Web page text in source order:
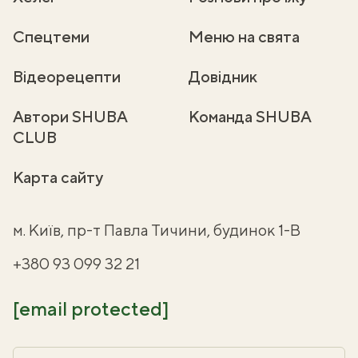
Спецтеми Меню на свята
Відеорецепти Довідник
Автори SHUBA
CLUB
Команда SHUBA
Карта сайту
м. Київ, пр-т Павла Тичини, будинок 1-В
+380 93 099 32 21
[email protected]